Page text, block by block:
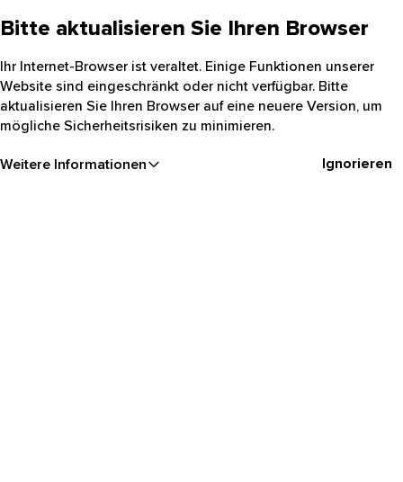
Bitte aktualisieren Sie Ihren Browser
Ihr Internet-Browser ist veraltet. Einige Funktionen unserer
Website sind eingeschränkt oder nicht verfügbar. Bitte
aktualisieren Sie Ihren Browser auf eine neuere Version, um
mögliche Sicherheitsrisiken zu minimieren.
Weitere Informationen Ignorieren